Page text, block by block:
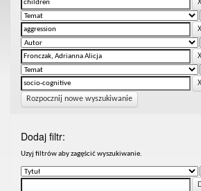
Rozpocznij nowe wyszukiwanie
Dodaj filtr:
Uzyj filtrów aby zagęścić wyszukiwanie.